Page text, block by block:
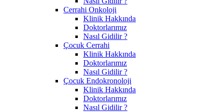
Cerrahi Onkoloji
Klinik Hakkında
Doktorlarımız
Nasıl Gidilir ?
Çocuk Cerrahi
Klinik Hakkında
Doktorlarımız
Nasıl Gidilir ?
Çocuk Endokronoloji
Klinik Hakkında
Doktorlarımız
Nasıl Gidilir ?